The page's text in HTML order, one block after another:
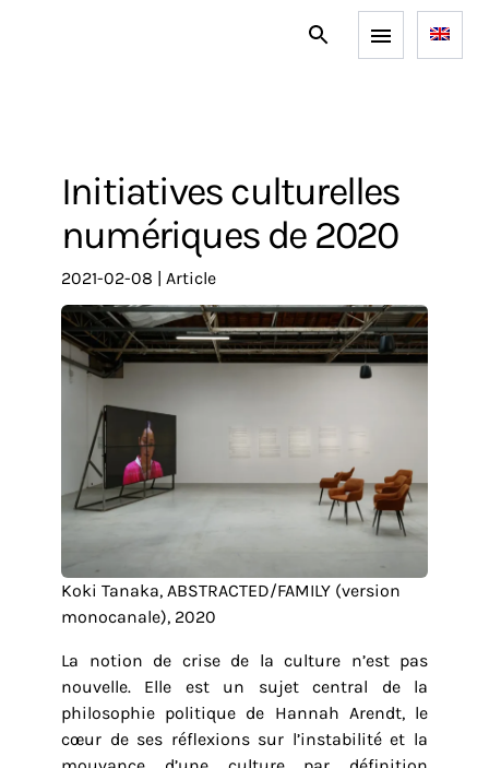
Initiatives culturelles
numériques de 2020
2021-02-08 | article
Koki Tanaka, ABSTRACTED/FAMILY (version
monocanale), 2020
La notion de crise de la culture n’est pas
nouvelle. Elle est un sujet central de la
philosophie politique de Hannah Arendt, le
cœur de ses réflexions sur l’instabilité et la